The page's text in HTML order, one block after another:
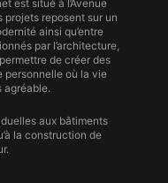
est situé à l’Avenue
projets reposent sur un
ainsi qu’entre
par l’architecture,
de créer des
personnelle où la vie
agréable.
aux bâtiments
la construction de